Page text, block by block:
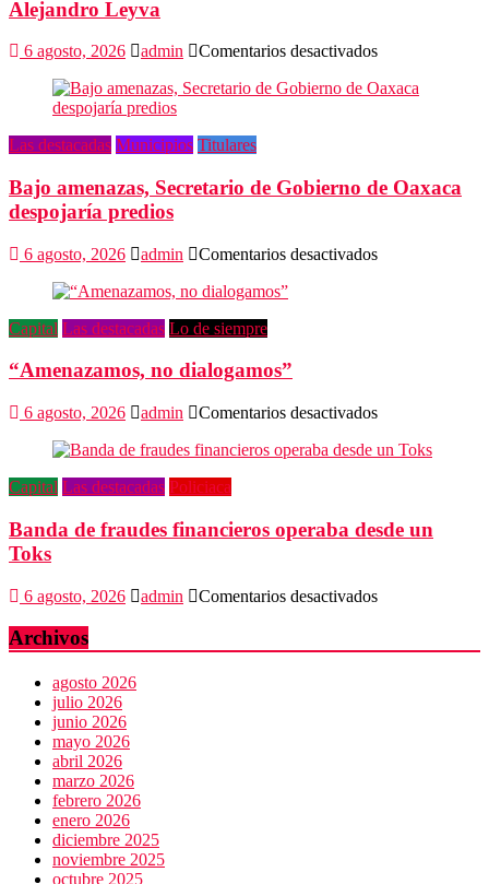
Alejandro Leyva
6 agosto, 2026 admin Comentarios desactivadosen
SEGOB
crimen
Las destacadas Municipios Titulares
Bajo amenazas, Secretario de Gobierno de Oaxaca
despojaría predios
6 agosto, 2026 admin Comentarios desactivadosen
despojaría
Capital Las destacadas Lo de siempre
“Amenazamos, no dialogamos”
6 agosto, 2026 admin Comentarios desactivadosen
no
Capital Las destacadas Policiaca
Banda de fraudes financieros operaba desde un
Toks
6 agosto, 2026 admin Comentarios desactivadosen
fraudes
Archivos
agosto 2026
julio 2026
junio 2026
mayo 2026
abril 2026
marzo 2026
febrero 2026
enero 2026
diciembre 2025
noviembre 2025
octubre 2025